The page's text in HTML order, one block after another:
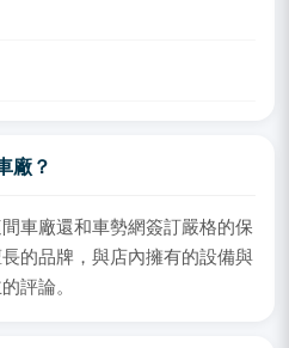
廠？
車廠還和車勢網簽訂嚴格的保
的品牌，與店內擁有的設備與
評論。